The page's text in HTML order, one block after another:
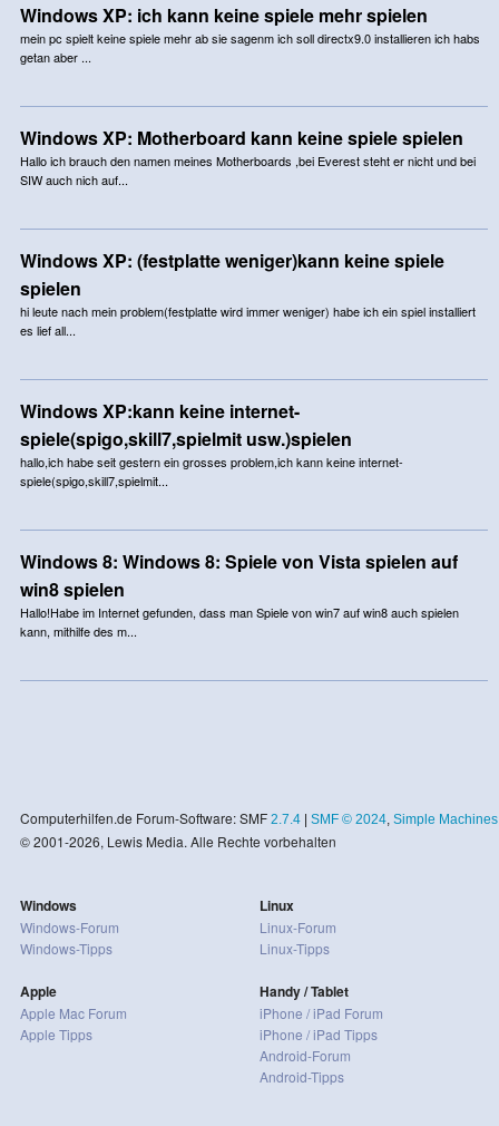
Windows XP: ich kann keine spiele mehr spielen
mein pc spielt keine spiele mehr ab sie sagenm ich soll directx9.0 installieren ich habs
getan aber ...
Windows XP: Motherboard kann keine spiele spielen
Hallo ich brauch den namen meines Motherboards ,bei Everest steht er nicht und bei
SIW auch nich auf...
Windows XP: (festplatte weniger)kann keine spiele
spielen
hi leute nach mein problem(festplatte wird immer weniger) habe ich ein spiel installiert
es lief all...
Windows XP:kann keine internet-
spiele(spigo,skill7,spielmit usw.)spielen
hallo,ich habe seit gestern ein grosses problem,ich kann keine internet-
spiele(spigo,skill7,spielmit...
Windows 8: Windows 8: Spiele von Vista spielen auf
win8 spielen
Hallo!Habe im Internet gefunden, dass man Spiele von win7 auf win8 auch spielen
kann, mithilfe des m...
Computerhilfen.de Forum-Software: SMF 2.7.4| SMF © 2024, Simple Machines
© 2001-2026, Lewis Media. Alle Rechte vorbehalten
Windows
Windows-Forum
Windows-Tipps
Apple
Apple Mac Forum
Apple Tipps
Linux
Linux-Forum
Linux-Tipps
Handy / Tablet
iPhone / iPad Forum
iPhone / iPad Tipps
Android-Forum
Android-Tipps